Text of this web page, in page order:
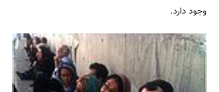
وجود دارد.